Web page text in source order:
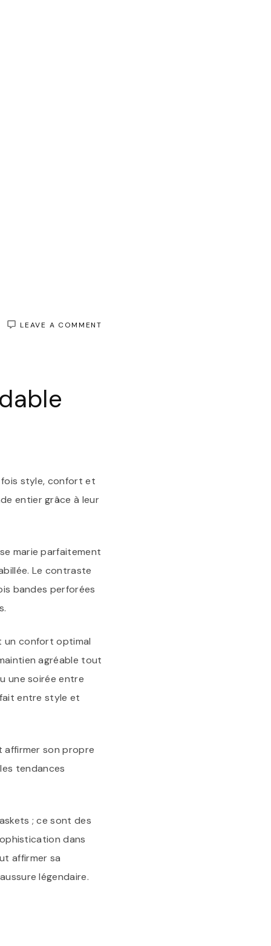
LEAVE A COMMENT
fois style, confort et
entier grâce à leur
marie parfaitement
Le contraste
bandes perforées
un confort optimal
agréable tout
une soirée entre
entre style et
affirmer son propre
tendances
; ce sont des
dans
affirmer sa
légendaire.